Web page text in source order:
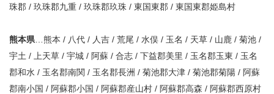
珠郡 / 玖珠郡九重 / 玖珠郡玖珠 / 東国東郡 / 東国東郡姫島村
熊本県 …熊本 / 八代 / 人吉 / 荒尾 / 水俣 / 玉名 / 天草 / 山鹿 / 菊池 /
宇土 / 上天草 / 宇城 / 阿蘇 / 合志 / 下益郡美里 / 玉名郡玉東 / 玉名
郡和水 / 玉名郡南関 / 玉名郡長洲 / 菊池郡大津 / 菊池郡菊陽 / 阿蘇
郡南小国 / 阿蘇郡小国 / 阿蘇郡産山村 / 阿蘇郡高森 / 阿蘇郡西原村